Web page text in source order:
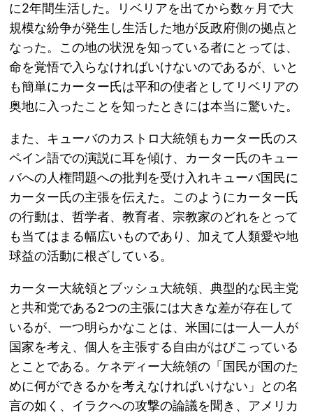
に2年間生活した。リベリアを出てから数ヶ月で大
規模な紛争が発生し生活した地が反政府側の拠点と
なった。この地の状況を知っている者にとっては、
命を覚悟で入らなければいけないのであるが、いと
も簡単にカーター氏は平和の使者としてリベリアの
奥地に入ったことを知ったときには本当に驚いた。
また、キューバのカストロ大統領もカーター氏のス
ペイン語での演説に耳を傾け、カーター氏のキュー
バへの人権問題への批判を受け入れキューバ国民に
カーター氏の主張を伝えた。このようにカーター氏
の行動は、哲学者、教育者、宗教家のどれをとって
も当てはまる幅広いものであり、加えて人類愛や地
球益の活動に根ざしている。
カーター大統領とブッシュ大統領、典型的な民主党
と共和党である2つの主張には大きな差が存在して
いるが、一つ明らかなことは、米国には一人一人が
国家を考え、個人を主張する自由がはびこっている
とことである。ケネディー大統領の「国民が国のた
めに何ができるかを考えなければいけない」との名
言の如く、イラクへの攻撃の論議を聞き、アメリカ